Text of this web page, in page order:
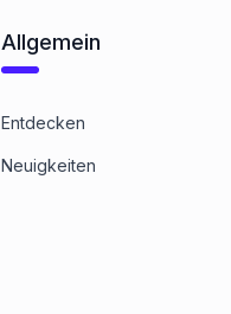
Allgemein
Entdecken
Neuigkeiten